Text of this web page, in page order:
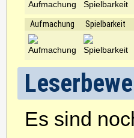
Aufmachung Spielbarkeit
Es sind